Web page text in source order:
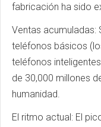
fabricación ha sido
Ventas acumuladas:
teléfonos básicos
teléfonos
de 30,000 millones
humanidad.
El ritmo actual: El